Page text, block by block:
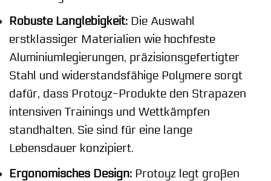
Robuste Langlebigkeit: Die Auswahl
erstklassiger Materialien wie hochfeste
Aluminiumlegierungen, präzisionsgefertigter
Stahl und widerstandsfähige Polymere sorgt
dafür, dass Protoyz-Produkte den Strapazen
intensiven Trainings und Wettkämpfen
standhalten. Sie sind für eine lange
Lebensdauer konzipiert.
Ergonomisches Design: Protoyz legt großen